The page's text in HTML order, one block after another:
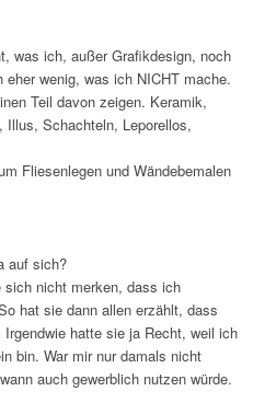
was ich, außer Grafikdesign, noch
wenig, was ich NICHT mache.
Teil davon zeigen. Keramik,
Illus, Schachteln, Leporellos,
Fliesenlegen und Wändebemalen
auf sich?
nicht merken, dass ich
hat sie dann allen erzählt, dass
hatte sie ja Recht, weil ich
bin. War mir nur damals nicht
auch gewerblich nutzen würde.